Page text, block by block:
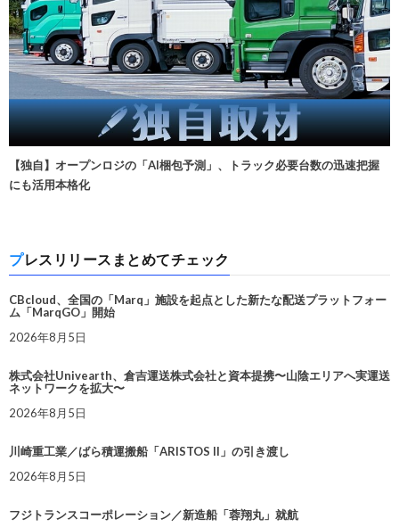
【独自】オープンロジの「AI梱包予測」、トラック必要台数の迅速把握
にも活用本格化
プレスリリースまとめてチェック
CBcloud、全国の「Marq」施設を起点とした新たな配送プラットフォー
ム「MarqGO」開始
2026年8月5日
株式会社Univearth、倉吉運送株式会社と資本提携〜山陰エリアへ実運送
ネットワークを拡大〜
2026年8月5日
川崎重工業／ばら積運搬船「ARISTOS II」の引き渡し
2026年8月5日
フジトランスコーポレーション／新造船「蓉翔丸」就航